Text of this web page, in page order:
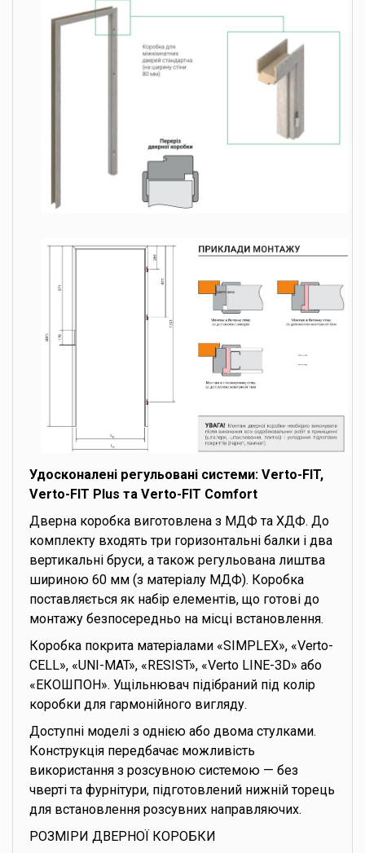
Удосконалені регульовані системи: Verto-FIT,
Verto-FIT Plus та Verto-FIT Comfort
Дверна коробка виготовлена з МДФ та ХДФ. До
комплекту входять три горизонтальні балки і два
вертикальні бруси, а також регульована лиштва
шириною 60 мм (з матеріалу МДФ). Коробка
поставляється як набір елементів, що готові до
монтажу безпосередньо на місці встановлення.
Коробка покрита матеріалами «SIMPLEX», «Verto-
CELL», «UNI-MAT», «RESIST», «Verto LINE-3D» або
«ЕКОШПОН». Ущільнювач підібраний під колір
коробки для гармонійного вигляду.
Доступні моделі з однією або двома стулками.
Конструкція передбачає можливість
використання з розсувною системою — без
чверті та фурнітури, підготовлений нижній торець
для встановлення розсувних направляючих.
РОЗМІРИ ДВЕРНОЇ КОРОБКИ